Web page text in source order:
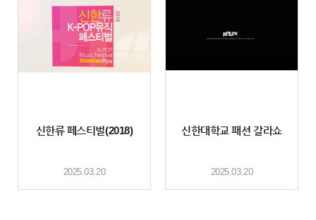
신한류 페스티벌(2018)
2025.03.20
신한대학교 패션 갈라쇼
2025.03.20